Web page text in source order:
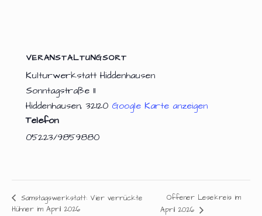
VERANSTALTUNGSORT
Kulturwerkstatt Hiddenhausen
Sonntagstraße 11
Hiddenhausen, 32120 Google Karte anzeigen
Telefon
05223/9859880
Samstagswerkstatt: Vier verrückte
Hühner im April 2026
Offener Lesekreis im
April 2026